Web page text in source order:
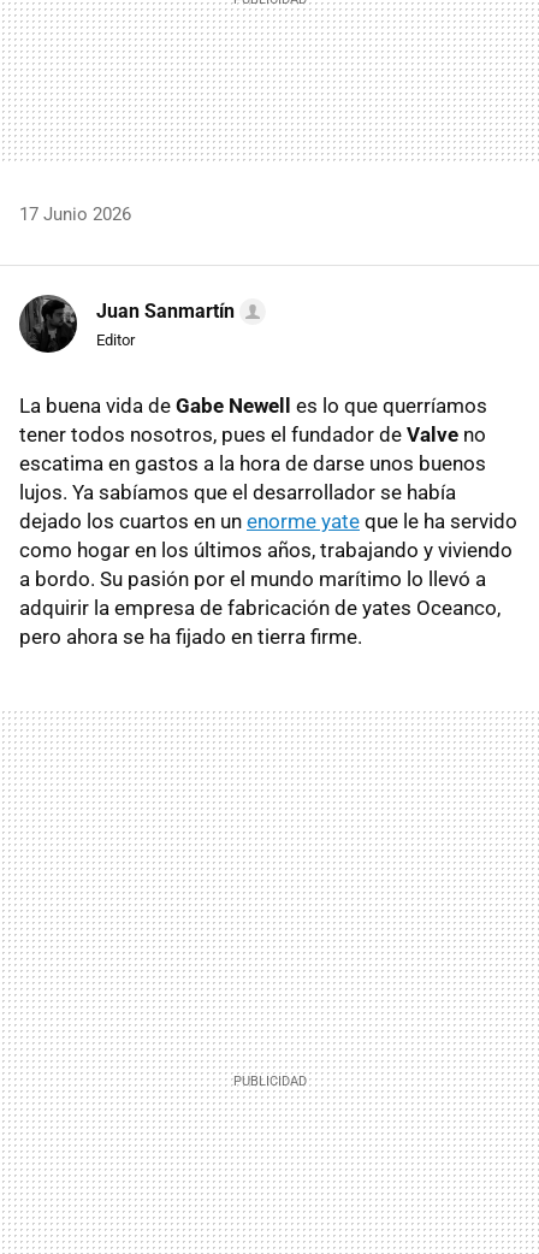
17 Junio 2026
Juan Sanmartín
Editor
La buena vida de Gabe Newell
es lo que querríamos
tener todos nosotros, pues el fundador de Valve no
escatima en gastos a la hora de darse unos buenos
lujos. Ya sabíamos que el desarrollador se había
dejado los cuartos en un enorme yate que le ha servido
como hogar en los últimos años, trabajando y viviendo
a bordo. Su pasión por el mundo marítimo lo llevó a
adquirir la empresa de fabricación de yates Oceanco,
pero ahora se ha fijado en tierra firme.